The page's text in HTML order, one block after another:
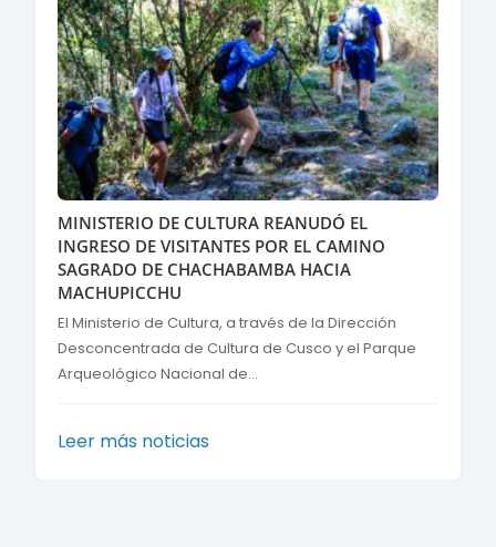
MINISTERIO DE CULTURA REANUDÓ EL
INGRESO DE VISITANTES POR EL CAMINO
SAGRADO DE CHACHABAMBA HACIA
MACHUPICCHU
El Ministerio de Cultura, a través de la Dirección
Desconcentrada de Cultura de Cusco y el Parque
Arqueológico Nacional de...
Leer más noticias